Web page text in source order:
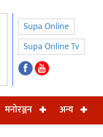
Supa Online
Supa Online Tv
मनोरञ्जन अन्य